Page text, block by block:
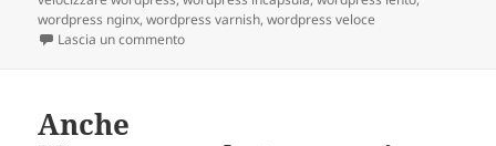
wordpress nginx,wordpress varnish,wordpress veloce
Lascia un commento
Anche